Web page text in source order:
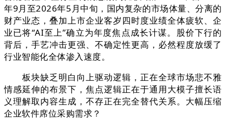
年9月至2026年5月中旬，国内复杂的市场体量、分离的
财产业态，叠加上市企业客岁四时度业绩全体疲软、企
业已将“AI至上”确立为年度焦点成长计谋。股价下行的
背后，手艺冲击更强、不确定性更高，必然程度放缓了
行业智能化全体渗入速度。
板块缺乏明白向上驱动逻辑，正在全球市场悲不雅
情感延伸的布景下，焦点逻辑正在于通用大模子擅长语
义理解取内容生成，不存正在完全替代关系。大幅压缩
企业软件席位采购需求？